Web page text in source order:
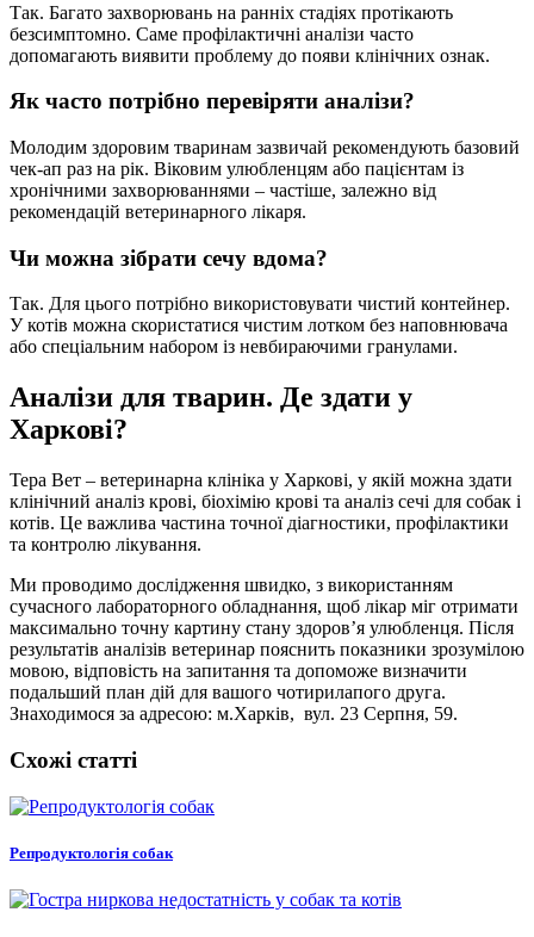
Так. Багато захворювань на ранніх стадіях протікають
безсимптомно. Саме профілактичні аналізи часто
допомагають виявити проблему до появи клінічних ознак.
Як часто потрібно перевіряти аналізи?
Молодим здоровим тваринам зазвичай рекомендують базовий
чек-ап раз на рік. Віковим улюбленцям або пацієнтам із
хронічними захворюваннями – частіше, залежно від
рекомендацій ветеринарного лікаря.
Чи можна зібрати сечу вдома?
Так. Для цього потрібно використовувати чистий контейнер.
У котів можна скористатися чистим лотком без наповнювача
або спеціальним набором із невбираючими гранулами.
Аналізи для тварин. Де здати у
Харкові?
Тера Вет – ветеринарна клініка у Харкові, у якій можна здати
клінічний аналіз крові, біохімію крові та аналіз сечі для собак і
котів. Це важлива частина точної діагностики, профілактики
та контролю лікування.
Ми проводимо дослідження швидко, з використанням
сучасного лабораторного обладнання, щоб лікар міг отримати
максимально точну картину стану здоров’я улюбленця. Після
результатів аналізів ветеринар пояснить показники зрозумілою
мовою, відповість на запитання та допоможе визначити
подальший план дій для вашого чотирилапого друга.
Знаходимося за адресою: м.Харків, вул. 23 Серпня, 59.
Схожі статті
Репродуктологія собак